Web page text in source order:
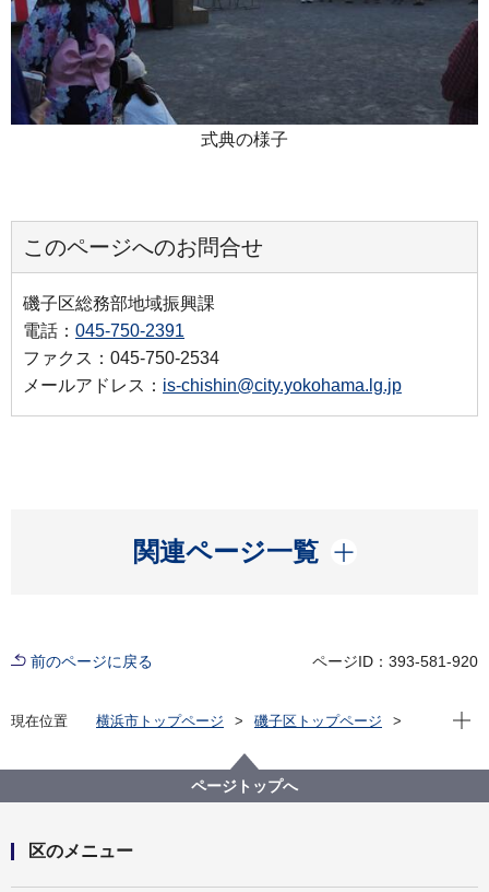
式典の様子
このページへのお問合せ
磯子区総務部地域振興課
電話： 045-750-2391
ファクス：045-750-2534
メールアドレス： is-chishin@city.yokohama.lg.jp
関連ページ一覧
開く
前のページに戻る ページID：393-581-920
現在位置 横浜市トップページ
磯子区トップページ
ISOGOフォトニュース
８月17日（土曜日）、岡村公園で開催された岡村西部
連合自治会の夏祭りに伺いました
現在
ページトップへ
区のメニュー